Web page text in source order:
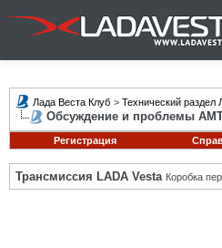
Лада Веста Клуб > Технический раздел
Обсуждение и проблемы
Регистрация
Трансмиссия LADA Vesta Коробка